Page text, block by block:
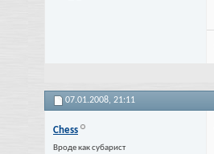
07.01.2008, 21:11
Chess
Вроде как субарист